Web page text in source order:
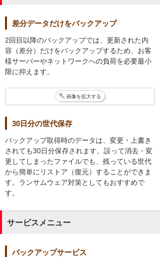
差分データだけをバックアップ
2回目以降のバックアップでは、更新された内
容（差分）だけをバックアップするため、お客
様サーバーやネットワークへの負荷を必要最小
限に抑えます。
画像を拡大する
30日分の世代保存
バックアップ取得時のデータは、変更・上書き
されても30日分保存されます。誤って消去・変
更してしまったファイルでも、残っている世代
から簡単にリストア（復元）することができま
す。ランサムウェア対策としてもおすすめで
す。
サービスメニュー
バックアップサービス